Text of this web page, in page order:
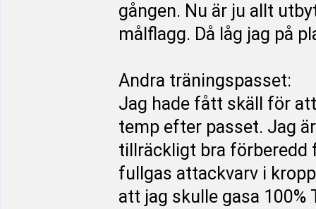
gången. Nu är ju allt
målflagg. Då låg jag på
Andra träningspasset:
Jag hade fått skäll för
temp efter passet. Jag
tillräckligt bra förberedd
fullgas attackvarv i
att jag skulle gasa 100%